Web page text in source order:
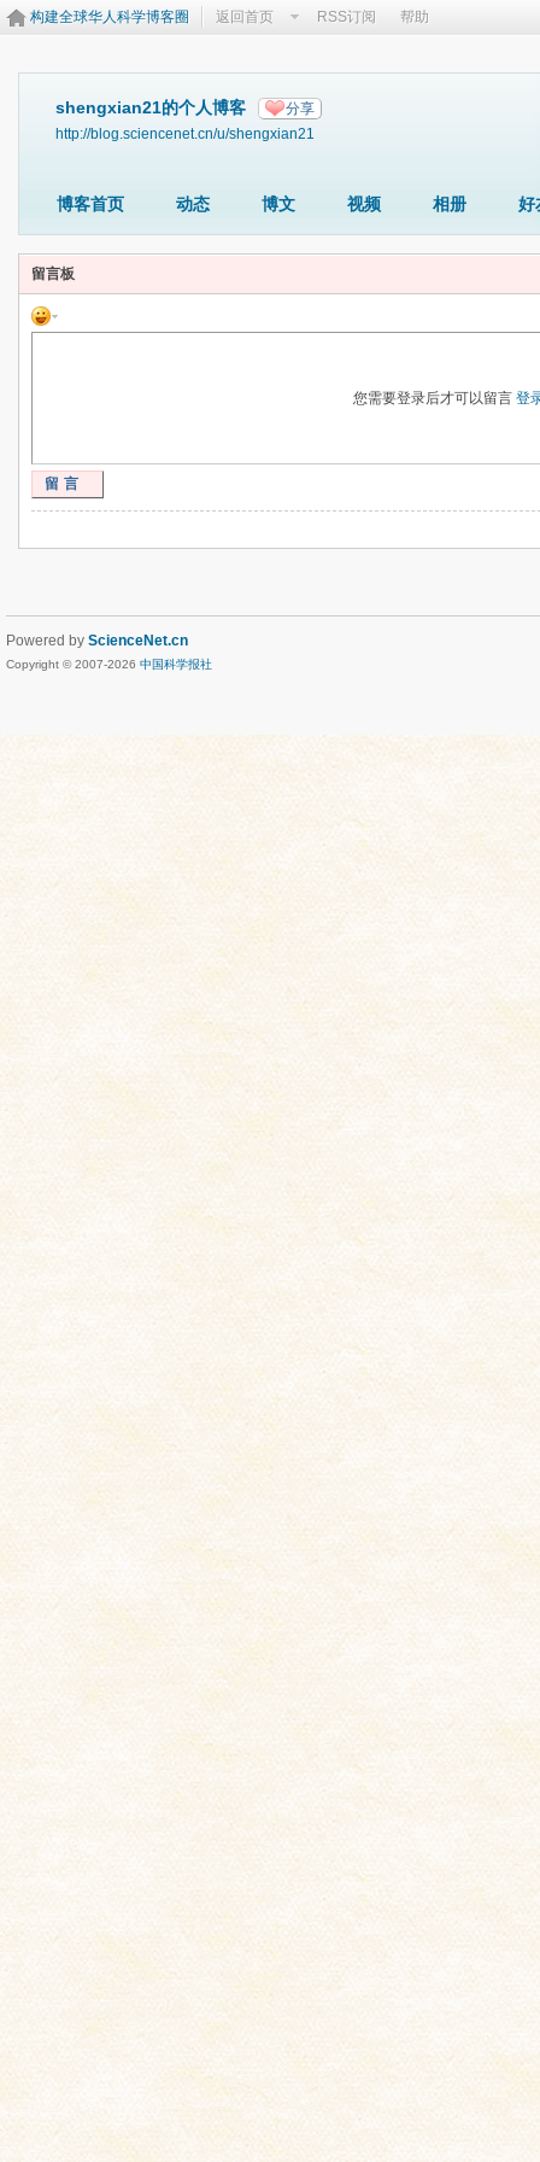
构建全球华人科学博客圈 返回首页 RSS订阅 帮助
shengxian21的个人博客 分享
http://blog.sciencenet.cn/u/shengxian21
博客首页 动态 博文 视频 相册 好
留言板
您需要登录后才可以留言 登
留言
Powered by ScienceNet.cn
Copyright © 2007-2026 中国科学报社